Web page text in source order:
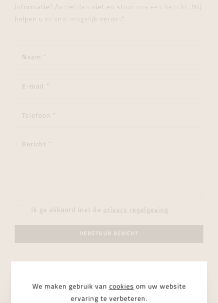
informatie? Aarzel dan niet en stuur ons een bericht. Wij
helpen u zo snel mogelijk verder."
Ik ga akkoord met de privacy regelgeving
VERSTUUR BERICHT
We maken gebruik van cookies om uw website
ervaring te verbeteren.